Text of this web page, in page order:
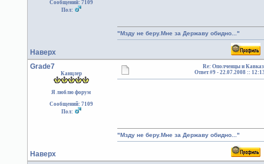
Сообщений: 7109
Пол:
Наверх
"Мзду не беру.Мне за Державу обидно..."
Grade7
Канцлер
Я люблю форум
Сообщений: 7109
Пол:
Re: Ополченцы и
Ответ #9 -22.07.2008 ::
Наверх
"Мзду не беру.Мне за Державу обидно..."